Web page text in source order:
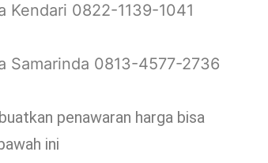
Kendari 0822-1139-1041
Samarinda 0813-4577-2736
penawaran harga bisa
ini